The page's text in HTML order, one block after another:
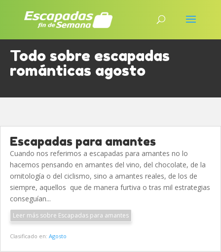
Todo sobre escapadas
románticas agosto
Escapadas para amantes
Cuando nos referimos a escapadas para amantes no lo
hacemos pensando en amantes del vino, del chocolate, de la
ornitología o del ciclismo, sino a amantes reales, de los de
siempre, aquellos que de manera furtiva o tras mil estrategias
conseguían...
Leer más sobre Escapadas para amantes
Clasificado en: Agosto